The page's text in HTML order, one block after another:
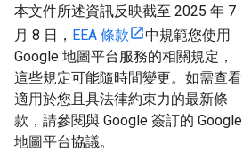
本文件所述資訊反映截至 2025 年 7
月 8 日， EEA 條款
中規範您使用
Google 地圖平台服務的相關規定，
這些規定可能隨時間變更。如需查看
適用於您且具法律約束力的最新條
款，請參閱與 Google 簽訂的 Google
地圖平台協議。